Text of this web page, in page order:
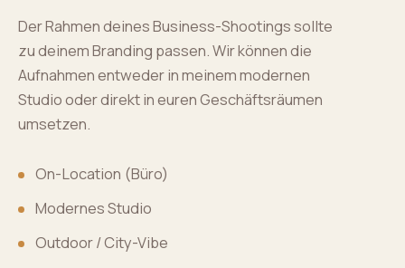
Der Rahmen deines Business-Shootings sollte
zu deinem Branding passen. Wir können die
Aufnahmen entweder in meinem modernen
Studio oder direkt in euren Geschäftsräumen
umsetzen.
On-Location (Büro)
Modernes Studio
Outdoor / City-Vibe